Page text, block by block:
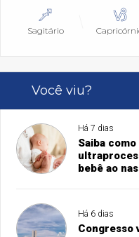
Sagitário
Você viu?
Há 7 dias
Saiba
bebê ao
Há 6 dias
Congresso